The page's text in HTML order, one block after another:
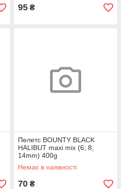
95 ₴
Пелетс BOUNTY BLACK
HALIBUT maxi mix (6; 8;
14mm) 400g
Немає в наявності
70 ₴